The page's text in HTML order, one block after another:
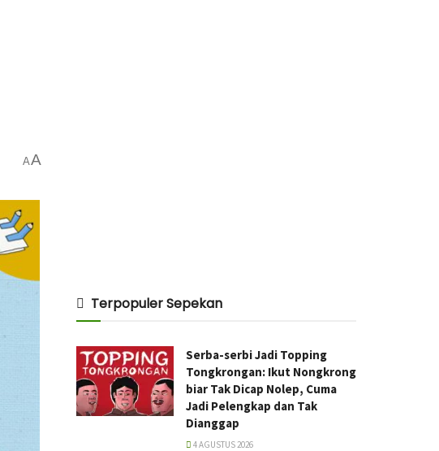
AA
Terpopuler Sepekan
Serba-serbi Jadi Topping
Tongkrongan: Ikut Nongkrong
biar Tak Dicap Nolep, Cuma
Jadi Pelengkap dan Tak
Dianggap
4 AGUSTUS 2026